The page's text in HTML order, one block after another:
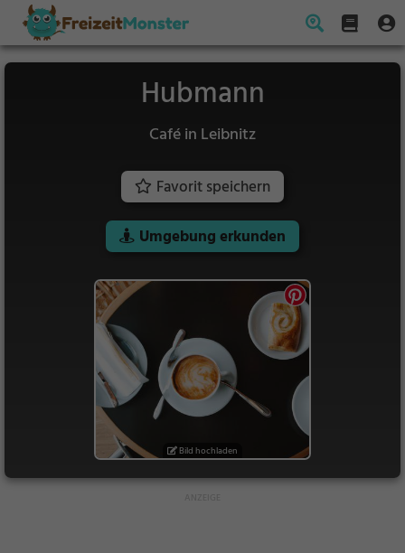
Hubmann
Café in Leibnitz
Favorit speichern
Umgebung erkunden
Bild hochladen